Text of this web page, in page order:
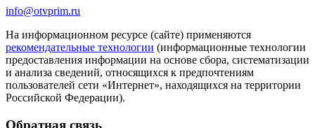
info@otvprim.ru
На информационном ресурсе (сайте) применяются
рекомендательные технологии (информационные технологии
предоставления информации на основе сбора, систематизации
и анализа сведений, относящихся к предпочтениям
пользователей сети «Интернет», находящихся на территории
Российской Федерации).
Обратная связь